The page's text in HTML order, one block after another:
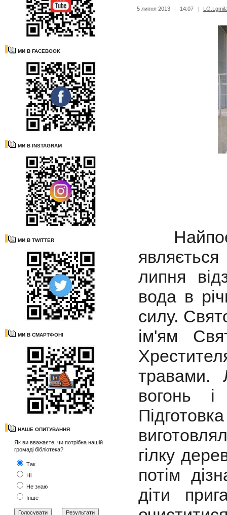
МИ В FACEBOOK
МИ В INSTAGRAM
МИ В TWITTER
МИ В СМАРТФОНІ
НАШЕ ОПИТУВАННЯ
Як ви вважаєте, чи потрібна нашій
громаді бібліотека?
Так
Ні
Не знаю
Інше
5 липня 2013 | 14:07 |
липня
вода в
силу.
ім'ям
травами.
вогонь
гілку
потім
діти